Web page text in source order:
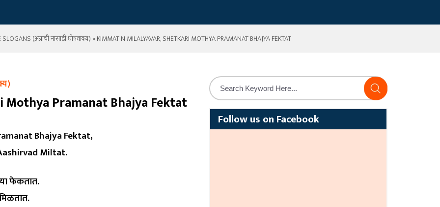
(अन्नाची नासाडी घोषवाक्य)» KIMMAT N MILALYAVAR, SHETKARI MOTHYA PRAMANAT BHAJYA FEKTAT
Pramanat Bhajya Fektat
Bhajya Fektat,
Miltat.
फेकतात.
Follow us on Facebook